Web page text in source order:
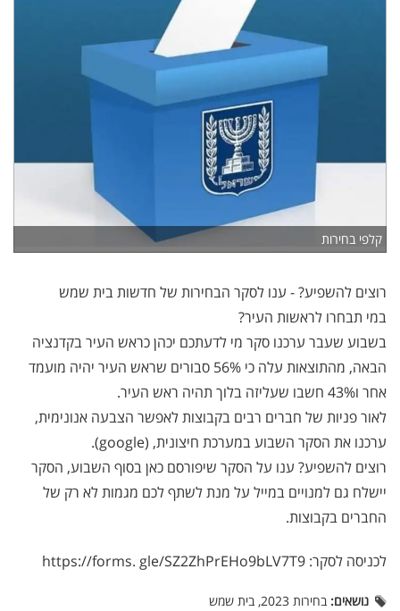
קלפי בחירות
רוצים להשפיע? - ענו לסקר הבחירות של חדשות בית שמש
במי תבחרו לראשות העיר?
בשבוע שעבר ערכנו סקר מי לדעתכם יכהן כראש העיר בקדנציה
הבאה, מהתוצאות עלה כי 56% סבורים שראש העיר יהיה מועמד
אחר ו43% חשבו שעליזה בלוך תהיה ראש העיר.
לאור פניות של חברים רבים בקבוצות לאפשר הצבעה אנונימית,
ערכנו את הסקר השבוע במערכת חיצונית, (google).
רוצים להשפיע? ענו על הסקר שיפורסם כאן בסוף השבוע, הסקר
יישלח גם למנויים במייל על מנת לשתף לכם מגמות לא רק של
החברים בקבוצות.
לכניסה לסקר: https://forms. gle/SZ2ZhPrEHo9bLV7T9
נושאים: בחירות 2023, בית שמש